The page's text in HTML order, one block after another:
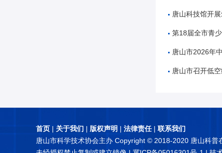
唐山科技馆开
第18届全市青
唐山市2026年中
唐山市召开低
首页 | 关于我们 | 版权声明 | 法律责任| 联系我们
唐山市科学技术协会主办 Copyright © 2018-2020 唐山科普